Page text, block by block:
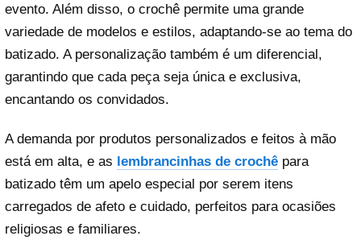
evento. Além disso, o crochê permite uma grande
variedade de modelos e estilos, adaptando-se ao tema do
batizado. A personalização também é um diferencial,
garantindo que cada peça seja única e exclusiva,
encantando os convidados.
A demanda por produtos personalizados e feitos à mão
está em alta, e as lembrancinhas de crochê para
batizado têm um apelo especial por serem itens
carregados de afeto e cuidado, perfeitos para ocasiões
religiosas e familiares.